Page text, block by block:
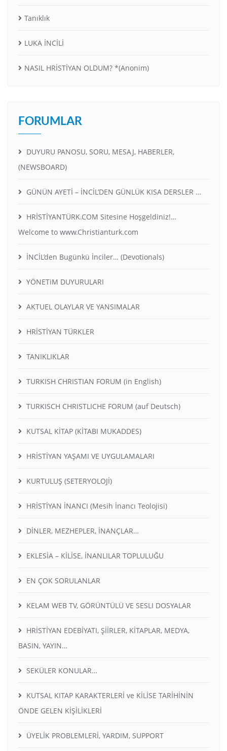
Tanıklık
LUKA İNCİLİ
NASIL HRİSTİYAN OLDUM? *(Anonim)
FORUMLAR
DUYURU PANOSU, SORU, MESAJ, HABERLER,
(NEWSBOARD)
GÜNÜN AYETİ – İNCİL’DEN GÜNLÜK KISA DERSLER …
HRİSTİYANTÜRK.COM Sitesine Hoşgeldiniz!…
Welcome to www.Christianturk.com
İNCİL’den Bugünkü İnciler… (Devotionals)
YÖNETiM DUYURULARI
AKTUEL OLAYLAR VE YANSIMALAR
HRİSTİYAN TÜRKLER
TANIKLIKLAR
TURKISH CHRISTIAN FORUM (in English)
TURKISCH CHRISTLICHE FORUM (auf Deutsch)
KUTSAL KİTAP (KİTABI MUKADDES)
HRİSTİYAN YAŞAMI VE UYGULAMALARI
KURTULUŞ (SETERYOLOJİ)
HRİSTİYAN İNANCI (Mesih İnancı Teolojisi)
DİNLER, MEZHEPLER, İNANÇLAR…
EKLESİA – KİLİSE, İNANLILAR TOPLULUĞU
EN ÇOK SORULANLAR
KELAM WEB TV, GÖRÜNTÜLÜ VE SESLI DOSYALAR
HRİSTİYAN EDEBİYATI, ŞİİRLER, KİTAPLAR, MEDYA,
BASIN, YAYIN…
SEKÜLER KONULAR…
KUTSAL KITAP KARAKTERLERİ ve KİLİSE TARİHİNİN
ÖNDE GELEN KİŞİLİKLERİ
ÜYELİK PROBLEMLERİ, YARDIM, SUPPORT